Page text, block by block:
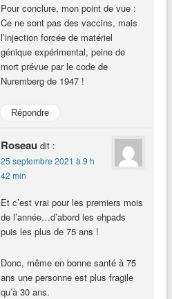
Pour conclure, mon point de vue :
Ce ne sont pas des vaccins, mais
l’injection forcée de matériel
génique expérimental, peine de
mort prévue par le code de
Nuremberg de 1947 !
Répondre
Roseau dit :
25 septembre 2021 à 9 h
42 min
Et c’est vrai pour les premiers mois
de l’année…d’abord les ehpads
puis les plus de 75 ans !
Donc, même en bonne santé à 75
ans une personne est plus fragile
qu’à 30 ans.